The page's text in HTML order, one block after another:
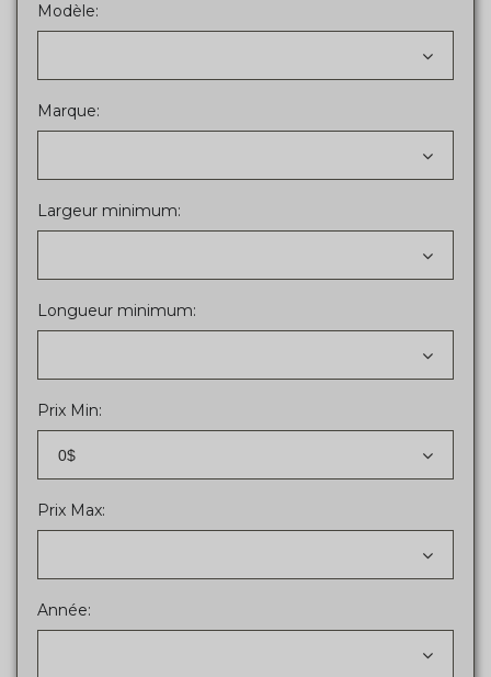
Modèle:
Marque:
Largeur minimum:
Longueur minimum:
Prix Min:
0$
Prix Max:
Année: